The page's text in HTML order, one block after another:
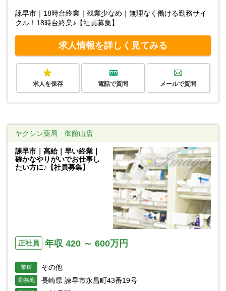
諫早市｜18時台終業｜残業少なめ｜無理なく働ける勤務サイ
クル！18時台終業♪【社員募集】
求人情報を詳しく見てみる
求人を保存 電話で質問 メールで質問
ヤクシン薬局 御館山店
諫早市｜高給｜早い終業｜
確かなやりがいでお仕事し
たい方に♪【社員募集】
正社員 年収 420 ～ 600万円
業種 その他
勤務地 長崎県 諫早市永昌町43番19号